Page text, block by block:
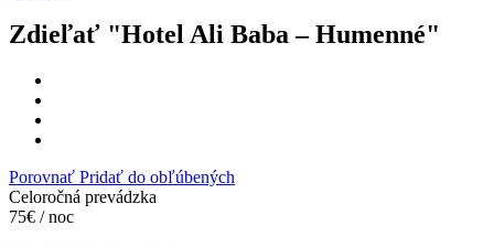
Zdieľať "Hotel Ali Baba – Humenné"
Porovnať Pridať do obľúbených
Celoročná prevádzka
75€ / noc